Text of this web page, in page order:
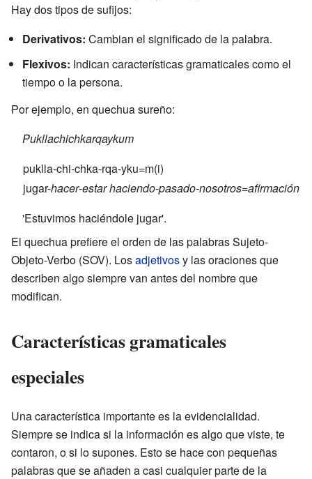
Hay dos tipos de sufijos:
Derivativos: Cambian el significado de la palabra.
Flexivos: Indican características gramaticales como el
tiempo o la persona.
Por ejemplo, en quechua sureño:
Pukllachichkarqaykum
puklla-chi-chka-rqa-yku=m(i)
jugar-hacer-estar haciendo-pasado-nosotros=afirmación
'Estuvimos haciéndole jugar'.
El quechua prefiere el orden de las palabras Sujeto-
Objeto-Verbo (SOV). Losadjetivosy las oraciones que
describen algo siempre van antes del nombre que
modifican.
Características gramaticales
especiales
Una característica importante es la evidencialidad.
Siempre se indica si la información es algo que viste, te
contaron, o si lo supones. Esto se hace con pequeñas
palabras que se añaden a casi cualquier parte de la